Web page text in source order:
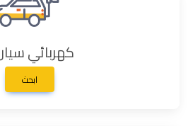
كهربائي
ابحث